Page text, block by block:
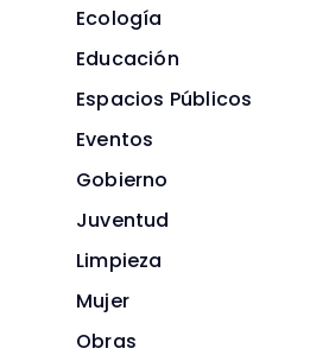
Ecología
Educación
Espacios Públicos
Eventos
Gobierno
Juventud
Limpieza
Mujer
Obras